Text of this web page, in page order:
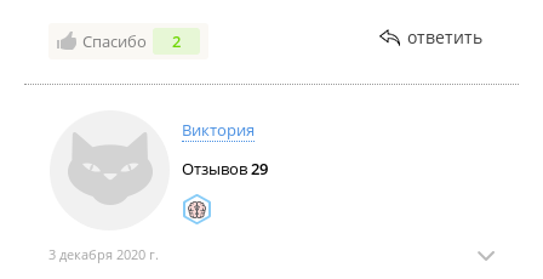
Спасибо 2 ответить
Виктория
Отзывов29
3 декабря 2020 г.